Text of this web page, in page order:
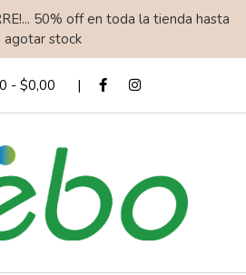
50% off en toda la tienda hasta
agotar stock
0 - $0,00